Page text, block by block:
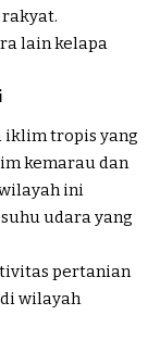
lain kelapa
iklim tropis yang
kemarau dan
ini
udara yang
pertanian
wilayah